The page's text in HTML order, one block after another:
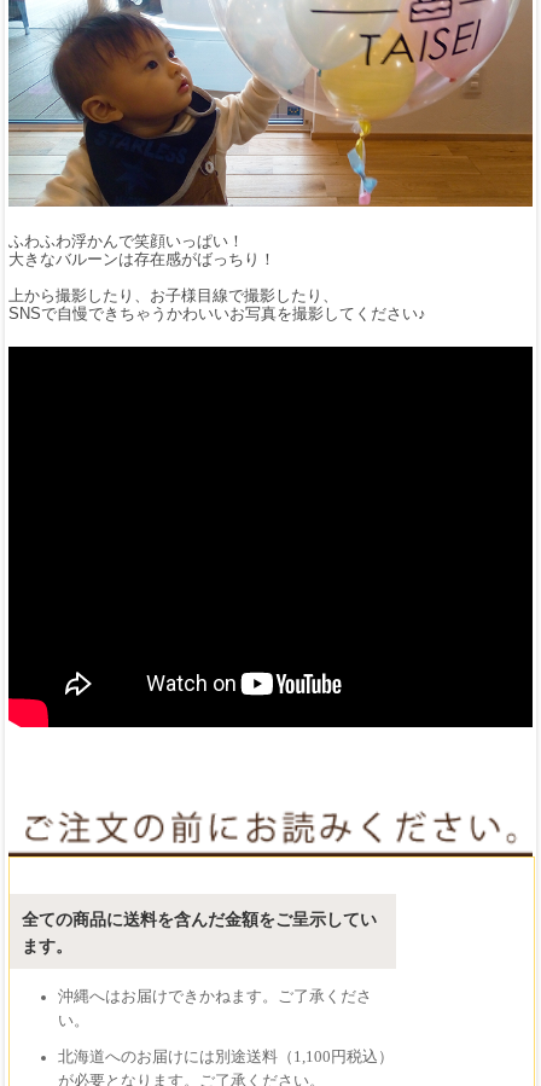
ふわふわ浮かんで笑顔いっぱい！
大きなバルーンは存在感がばっちり！
上から撮影したり、お子様目線で撮影したり、
SNSで自慢できちゃうかわいいお写真を撮影してください♪